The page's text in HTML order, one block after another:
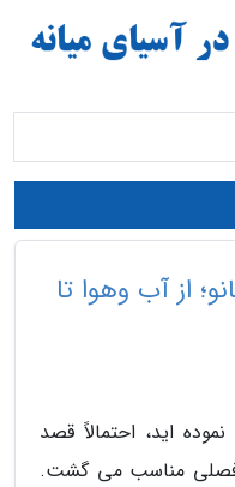
از آب وهوا تا
اید، احتمالاً قصد
فصلی مناسب می گشت.